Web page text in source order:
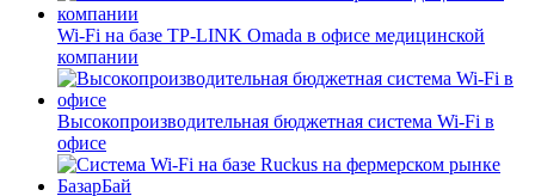
Wi-Fi на базе TP-LINK Omada в офисе медицинской
компании
Высокопроизводительная бюджетная система Wi-Fi в
офисе